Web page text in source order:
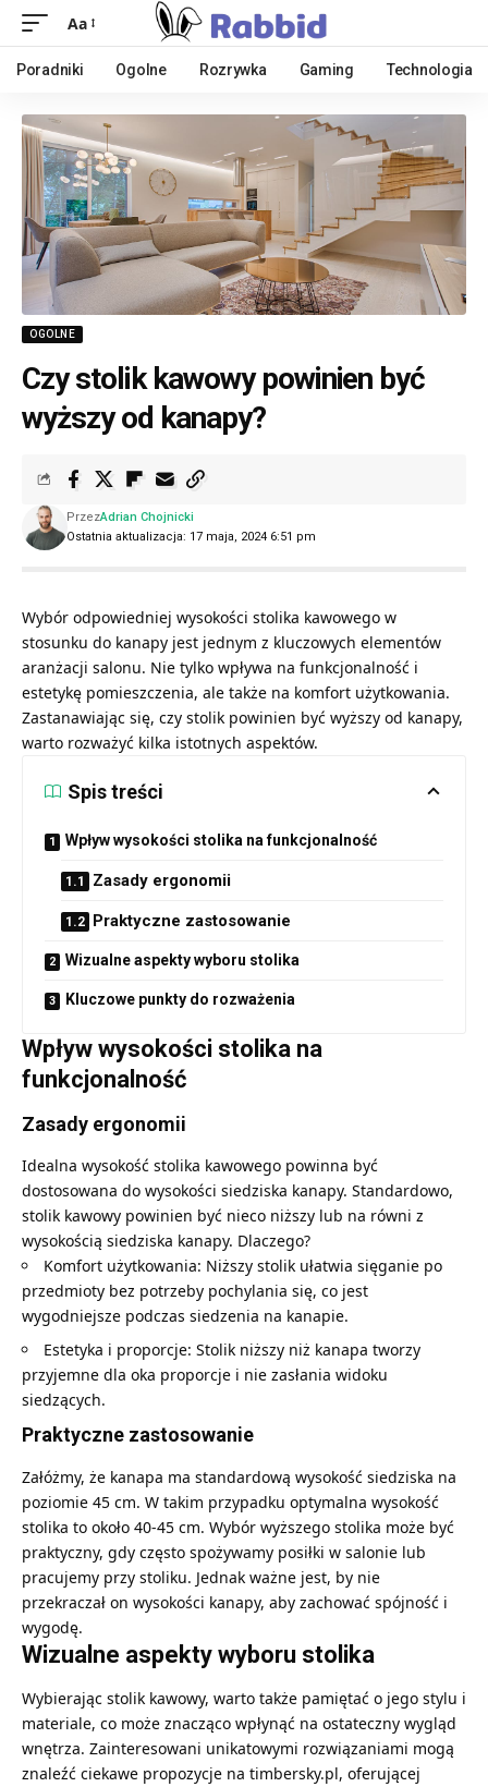
Aa
Poradniki Ogolne Rozrywka Gaming Technologia
OGOLNE
Czy stolik kawowy powinien być
wyższy od kanapy?
Ostatnia aktualizacja: 17 maja, 2024 6:51 pm
PrzezAdrian Chojnicki
Wybór odpowiedniej wysokości stolika kawowego w
stosunku do kanapy jest jednym z kluczowych elementów
aranżacji salonu. Nie tylko wpływa na funkcjonalność i
estetykę pomieszczenia, ale także na komfort użytkowania.
Zastanawiając się, czy stolik powinien być wyższy od kanapy,
warto rozważyć kilka istotnych aspektów.
Spis treści
Wpływ wysokości stolika na funkcjonalność
Zasady ergonomii
Praktyczne zastosowanie
Wizualne aspekty wyboru stolika
Kluczowe punkty do rozważenia
Wpływ wysokości stolika na
funkcjonalność
Zasady ergonomii
Idealna wysokość stolika kawowego powinna być
dostosowana do wysokości siedziska kanapy. Standardowo,
stolik kawowy powinien być nieco niższy lub na równi z
wysokością siedziska kanapy. Dlaczego?
Komfort użytkowania: Niższy stolik ułatwia sięganie po
przedmioty bez potrzeby pochylania się, co jest
wygodniejsze podczas siedzenia na kanapie.
Estetyka i proporcje: Stolik niższy niż kanapa tworzy
przyjemne dla oka proporcje i nie zasłania widoku
siedzących.
Praktyczne zastosowanie
Załóżmy, że kanapa ma standardową wysokość siedziska na
poziomie 45 cm. W takim przypadku optymalna wysokość
stolika to około 40-45 cm. Wybór wyższego stolika może być
praktyczny, gdy często spożywamy posiłki w salonie lub
pracujemy przy stoliku. Jednak ważne jest, by nie
przekraczał on wysokości kanapy, aby zachować spójność i
wygodę.
Wizualne aspekty wyboru stolika
Wybierając stolik kawowy, warto także pamiętać o jego stylu i
materiale, co może znacząco wpłynąć na ostateczny wygląd
wnętrza. Zainteresowani unikatowymi rozwiązaniami mogą
znaleźć ciekawe propozycje na timbersky.pl, oferującej